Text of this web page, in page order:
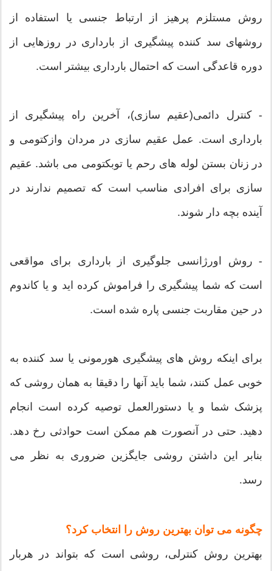
روش مستلزم پرهیز از ارتباط جنسی یا استفاده از
روشهای سد کننده پیشگیری از بارداری در روزهایی از
دوره قاعدگی است که احتمال بارداری بیشتر است.
- کنترل دائمی(عقیم سازی)، آخرین راه پیشگیری از
بارداری است. عمل عقیم سازی در مردان وازکتومی و
در زنان بستن لوله های رحم یا توبکتومی می باشد. عقیم
سازی برای افرادی مناسب است که تصمیم ندارند در
آینده بچه دار شوند.
- روش اورژانسی جلوگیری از بارداری برای مواقعی
است که شما پیشگیری را فراموش کرده اید و یا کاندوم
در حین مقاربت جنسی پاره شده است.
برای اینکه روش های پیشگیری هورمونی یا سد کننده به
خوبی عمل کنند، شما باید آنها را دقیقا به همان روشی که
پزشک شما و یا دستورالعمل توصیه کرده است انجام
دهید. حتی در آنصورت هم ممکن است حوادثی رخ دهد.
بنابر این داشتن روشی جایگزین ضروری به نظر می
رسد.
چگونه می توان بهترین روش را انتخاب کرد؟
بهترین روش کنترلی، روشی است که بتواند در هربار